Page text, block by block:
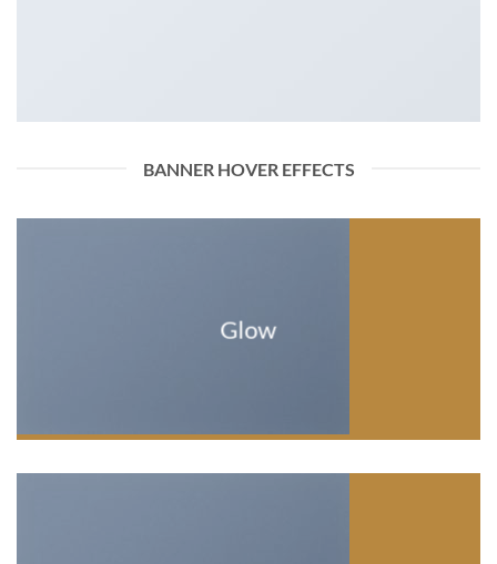
BANNER HOVER EFFECTS
Glow